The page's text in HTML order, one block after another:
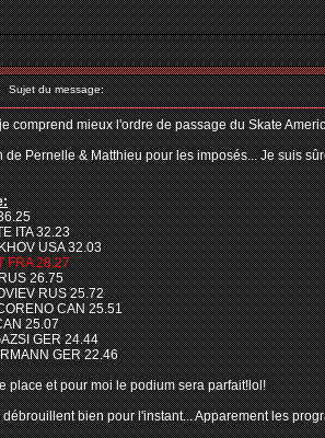
Sujet du message:
comprend mieux l'ordre de passage du Skate
de Pernelle & Matthieu pour les imposés... Je suis
ITA 32.23
USA 32.03
FRA 28.27
26.75
RUS 25.72
CAN 25.51
25.07
GER 24.44
GER 22.46
place et pour moi le podium sera parfait!lol!
bien pour l'instant... Apparement les